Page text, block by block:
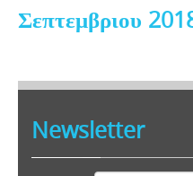
Σεπτεμβριου
Newsletter